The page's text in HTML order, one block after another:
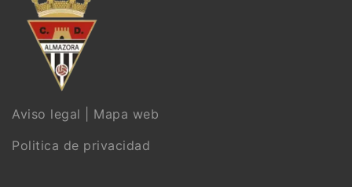
Aviso legal
Mapa web
Politica de privacidad